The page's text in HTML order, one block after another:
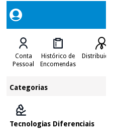
Conta
Pessoal
Histórico de
Encomendas
Categorias
Tecnologias Diferenciais